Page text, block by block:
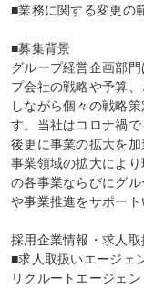
■業務に関する変更の
■募集背景
グループ経営企画部
プ会社の戦略や予算
しながら個々の戦略
す。当社はコロナ禍
後更に事業の拡大を
事業領域の拡大によ
の各事業ならびにグ
や事業推進をサポート
採用企業情報・求人
■求人取扱いエージェ
リクルートエージェン